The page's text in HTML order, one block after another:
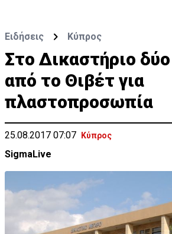
Ειδήσεις Κύπρος
Στο Δικαστήριο
από το Θιβέτ για
πλαστοπροσωπία
25.08.2017 07:07 Κύπρος
SigmaLive